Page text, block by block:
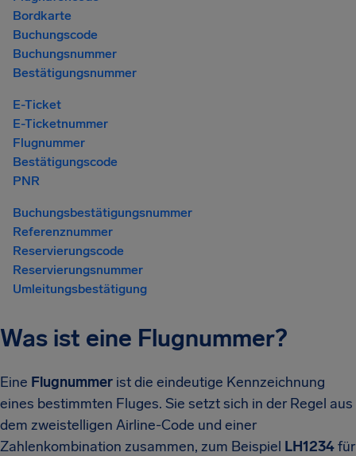
Bordkarte
Buchungscode
Buchungsnummer
Bestätigungsnummer
E-Ticket
E-Ticketnummer
Flugnummer
Bestätigungscode
PNR
Buchungsbestätigungsnummer
Referenznummer
Reservierungscode
Reservierungsnummer
Umleitungsbestätigung
Was ist eine Flugnummer?
Eine Flugnummer ist die eindeutige Kennzeichnung
eines bestimmten Fluges. Sie setzt sich in der Regel aus
dem zweistelligen Airline-Code und einer
Zahlenkombination zusammen, zum Beispiel LH1234für